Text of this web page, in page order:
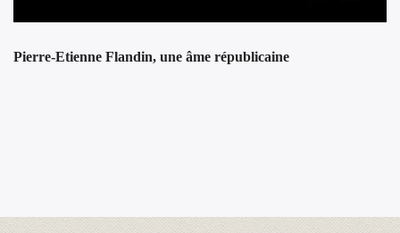
Pierre-Etienne Flandin, une âme républicaine